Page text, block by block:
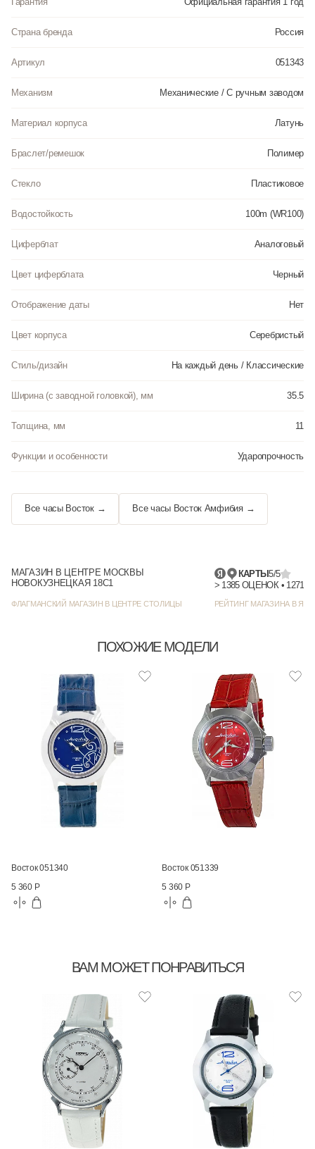
Страна бренда Россия
Артикул 051343
Механизм Механические / С ручным заводом
Материал корпуса Латунь
Браслет/ремешок Полимер
Стекло Пластиковое
Водостойкость 100m (WR100)
Циферблат Аналоговый
Цвет циферблата Черный
Отображение даты Нет
Цвет корпуса Серебристый
Стиль/дизайн На каждый день / Классические
Ширина (с заводной головкой), мм 35.5
Толщина, мм 11
Функции и особенности Ударопрочность
Все часы Восток → Все часы Восток Амфибия →
МАГАЗИН В ЦЕНТРЕ МОСКВЫ
НОВОКУЗНЕЦКАЯ 18С1
ФЛАГМАНСКИЙ МАГАЗИН В ЦЕНТРЕ СТОЛИЦЫ
КАРТЫ5/5
РЕЙТИНГ МАГАЗИНА В
ПОХОЖИЕ МОДЕЛИ
Восток 051340
5 360 Р
Восток 051339
5 360 Р
ВАМ МОЖЕТ ПОНРАВИТЬСЯ